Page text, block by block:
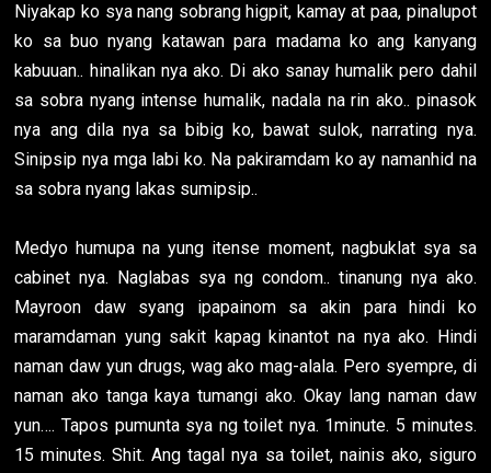
Niyakap ko sya nang sobrang higpit, kamay at paa, pinalupot
ko sa buo nyang katawan para madama ko ang kanyang
kabuuan.. hinalikan nya ako. Di ako sanay humalik pero dahil
sa sobra nyang intense humalik, nadala na rin ako.. pinasok
nya ang dila nya sa bibig ko, bawat sulok, narrating nya.
Sinipsip nya mga labi ko. Na pakiramdam ko ay namanhid na
sa sobra nyang lakas sumipsip..
Medyo humupa na yung itense moment, nagbuklat sya sa
cabinet nya. Naglabas sya ng condom.. tinanung nya ako.
Mayroon daw syang ipapainom sa akin para hindi ko
maramdaman yung sakit kapag kinantot na nya ako. Hindi
naman daw yun drugs, wag ako mag-alala. Pero syempre, di
naman ako tanga kaya tumangi ako. Okay lang naman daw
yun…. Tapos pumunta sya ng toilet nya. 1minute. 5 minutes.
15 minutes. Shit. Ang tagal nya sa toilet, nainis ako, siguro